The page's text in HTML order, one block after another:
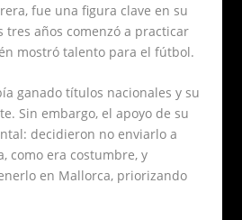
fue una figura clave en su
tres años comenzó a practicar
mostró talento para el fútbol.
ganado títulos nacionales y su
Sin embargo, el apoyo de su
decidieron no enviarlo a
como era costumbre, y
en Mallorca, priorizando